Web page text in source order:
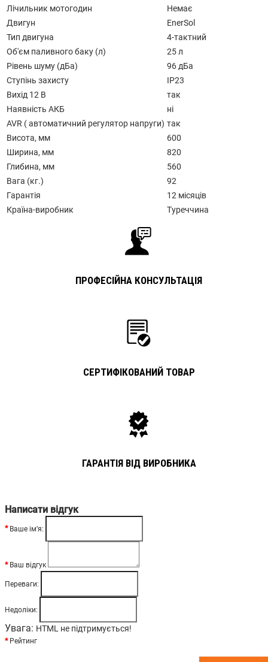
Лічильник мотогодин
Немає
Двигун
EnerSol
Тип двигуна
4-тактний
Об'єм паливного баку (л)
25 л
Рівень шуму (дБа)
96 дБа
Ступінь захисту
IP23
Вихід 12 В
так
Наявність АКБ
ні
AVR ( автоматичний регулятор напруги) так
Висота, мм
600
Ширина, мм
820
Глибина, мм
560
Вага (кг.)
92
Гарантія
12 місяців
Країна-виробник
Туреччина
ПРОФЕСІЙНА КОНСУЛЬТАЦІЯ
СЕРТИФІКОВАНИЙ ТОВАР
ГАРАНТІЯ ВІД ВИРОБНИКА
Написати відгук
Ваше ім’я:
Ваш відгук
Переваги:
Недоліки:
Увага: HTML не підтримується!
Рейтинг